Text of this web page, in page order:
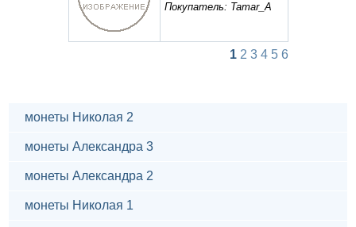
Покупатель: Tamar_A
1 2 3 4 5 6
монеты Николая 2
монеты Александра 3
монеты Александра 2
монеты Николая 1